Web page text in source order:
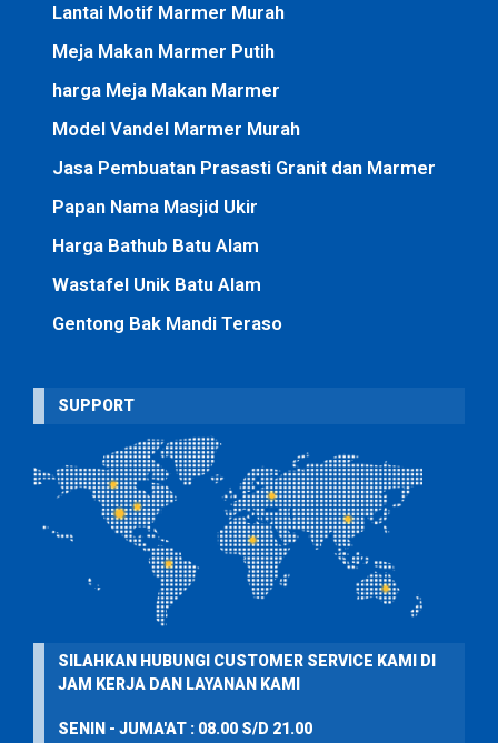
Lantai Motif Marmer Murah
Meja Makan Marmer Putih
harga Meja Makan Marmer
Model Vandel Marmer Murah
Jasa Pembuatan Prasasti Granit dan Marmer
Papan Nama Masjid Ukir
Harga Bathub Batu Alam
Wastafel Unik Batu Alam
Gentong Bak Mandi Teraso
SUPPORT
SILAHKAN HUBUNGI CUSTOMER SERVICE KAMI DI
JAM KERJA DAN LAYANAN KAMI
SENIN - JUMA'AT : 08.00 S/D 21.00